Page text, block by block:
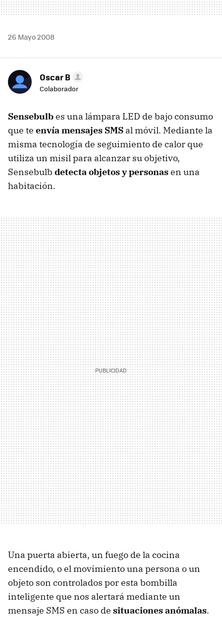
26 Mayo 2008
Oscar B
Colaborador
Sensebulbes una lámpara LED de bajo consumo
que te envía mensajes SMS al móvil. Mediante la
misma tecnología de seguimiento de calor que
utiliza un misil para alcanzar su objetivo,
Sensebulb detecta objetos y personasen una
habitación.
Una puerta abierta, un fuego de la cocina
encendido, o el movimiento una persona o un
objeto son controlados por esta bombilla
inteligente que nos alertará mediante un
mensaje SMS en caso de situaciones anómalas.